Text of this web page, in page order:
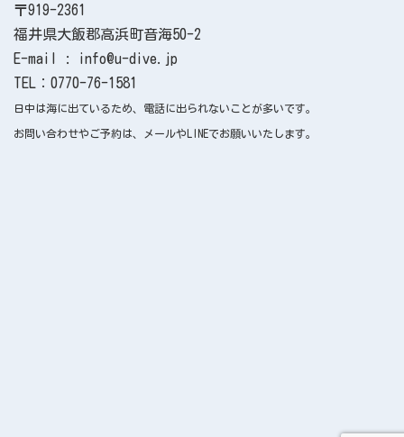
〒919-2361
福井県大飯郡高浜町音海50-2
E-mail : info@u-dive.jp
TEL：0770-76-1581
日中は海に出ているため、電話に出られないことが多いです。
お問い合わせやご予約は、メールやLINEでお願いいたします。